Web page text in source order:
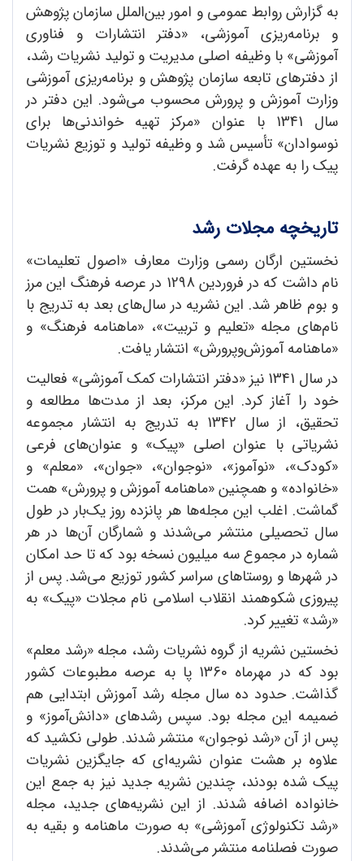
به گزارش روابط عمومی و امور بین‌الملل سازمان پژوهش
و برنامه‌ریزی آموزشی، «دفتر انتشارات و فناوری
آموزشی» با وظیفه اصلی مدیریت و تولید نشریات رشد،
از دفترهای تابعه سازمان پژوهش و برنامه‌ریزی آموزشی
وزارت آموزش و پرورش محسوب می‌شود. این دفتر در
سال 1341 با عنوان «مرکز تهیه خواندنی‌ها برای
نوسوادان» تأسیس شد و وظیفه تولید و توزیع نشریات
پیک را به عهده گرفت.
تاریخچه مجلات رشد
نخستین ارگان رسمی وزارت معارف «اصول تعلیمات»
نام داشت که در فروردین 1298 در عرصه‌ فرهنگ این مرز
و بوم ظاهر شد. این نشریه در سال‌های بعد به تدریج با
نام‌های مجله «تعلیم و تربیت»، «ماهنامه فرهنگ» و
«ماهنامه آموزش‌و‌پرورش» انتشار یافت.
در سال 1341 نیز «دفتر انتشارات کمک آموزشی» فعالیت
خود را آغاز کرد. این مرکز، بعد از مدت‌ها مطالعه و
تحقیق، از سال 1342 به تدریج به انتشار مجموعه
نشریاتی با عنوان اصلی «پیک» و عنوان‌های فرعی
«کودک»، «نوآموز»، «نوجوان»، «جوان»، «معلم» و
«خانواده» و همچنین «ماهنامه آموزش و پرورش» همت
گماشت. اغلب این مجله‌ها هر پانزده روز یک‌بار در طول
سال تحصیلی منتشر می‌شدند و شمارگان آن‌ها در هر
شماره در مجموع سه میلیون نسخه بود که تا حد امکان
در شهرها و روستاهای سراسر کشور توزیع می‌شد. پس از
پیروزی شکوهمند انقلاب اسلامی نام مجلات «پیک» به
«رشد» تغییر کرد.
نخستین نشریه از گروه نشریات رشد، مجله «رشد معلم»
بود که در مهرماه 1360 پا به عرصه مطبوعات کشور
گذاشت. حدود ده سال مجله رشد آموزش ابتدایی هم
ضمیمه این مجله بود. سپس رشدهای «دانش‌آموز» و
پس از آن «رشد نوجوان» منتشر شدند. طولی نکشید که
علاوه بر هشت عنوان نشریه‌ای که جایگزین نشریات
پیک شده بودند، چندین نشریه جدید نیز به جمع این
خانواده اضافه شدند. از این نشریه‌های جدید، مجله
«رشد تکنولوژی آموزشی» به صورت ماهنامه و بقیه به
صورت فصلنامه منتشر می‌‌شدند.